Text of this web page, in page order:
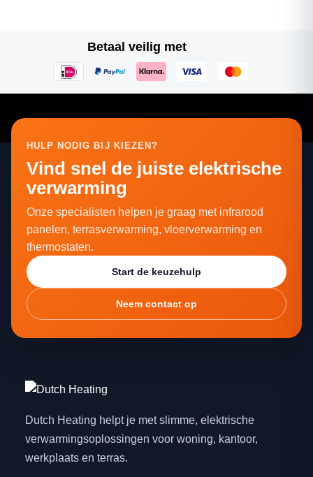
Betaal veilig met
HULP NODIG BIJ KIEZEN?
Vind snel de juiste elektrische
verwarming
Onze specialisten helpen je graag met infrarood
panelen, terrasverwarming, vloerverwarming en
thermostaten.
Start de keuzehulp
Neem contact op
Dutch Heating helpt je met slimme, elektrische
verwarmingsoplossingen voor woning, kantoor,
werkplaats en terras.